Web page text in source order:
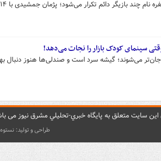
می‌شوند؛ گیشه سرد است و صندلی‌ها هنوز دنبال
سايت متعلق به پایگاه خبري-تحليلي مشرق نيوز می
طراحی و تولید: نستوه